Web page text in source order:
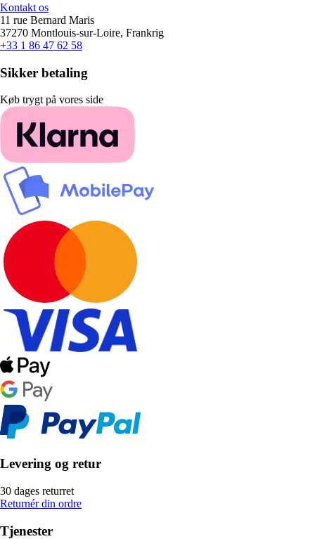
Kontakt os
11 rue Bernard Maris
37270 Montlouis-sur-Loire, Frankrig
+33 1 86 47 62 58
Sikker betaling
Køb trygt på vores side
Levering og retur
30 dages returret
Returnér din ordre
Tjenester